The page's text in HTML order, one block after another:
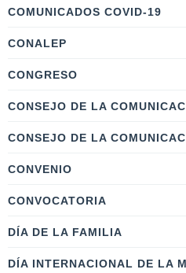
COMUNICADOS COVID-19
CONALEP
CONGRESO
CONSEJO DE LA
CONSEJO DE LA
CONVENIO
CONVOCATORIA
DÍA DE LA FAMILIA
DÍA INTERNACIONAL DE LA